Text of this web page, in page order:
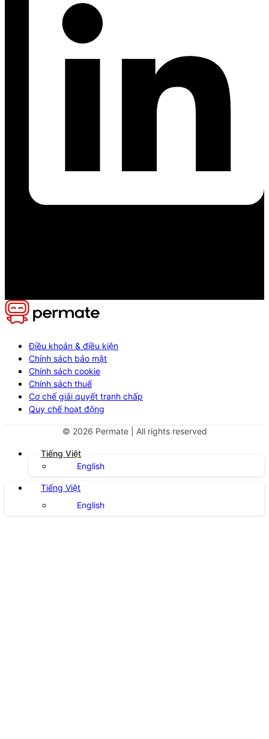
Điều khoản & điều kiện
Chính sách bảo mật
Chính sách cookie
Chính sách thuế
Cơ chế giải quyết tranh chấp
Quy chế hoạt động
© 2026 Permate | All rights reserved
Tiếng Việt
English
Tiếng Việt
English